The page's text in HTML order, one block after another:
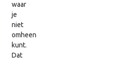
waar
je
niet
omheen
kunt.
Dat